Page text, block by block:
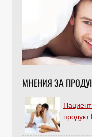
МНЕНИЯ ЗА
продукт